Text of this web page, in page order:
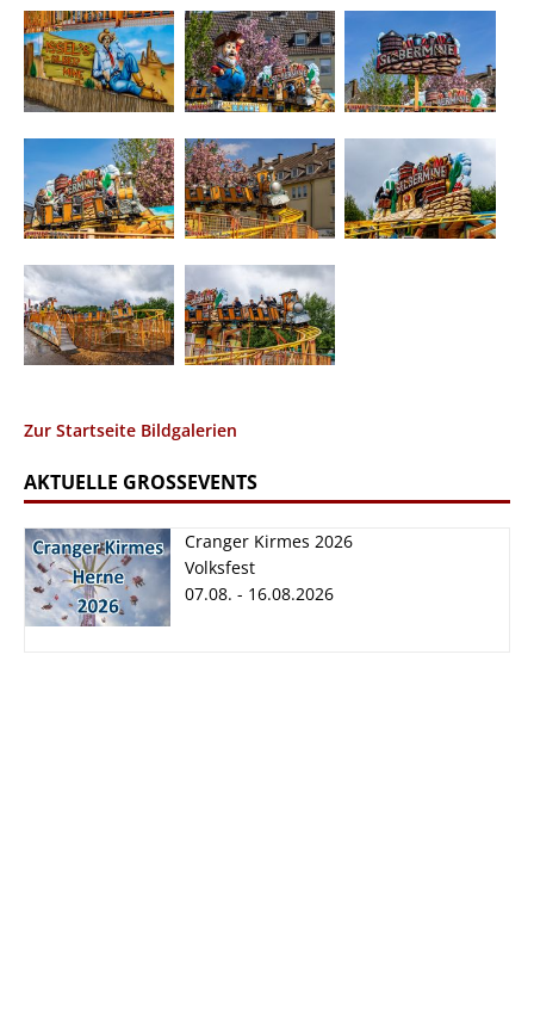
Zur Startseite Bildgalerien
AKTUELLE GROSSEVENTS
Cranger Kirmes 2026
Volksfest
07.08. - 16.08.2026